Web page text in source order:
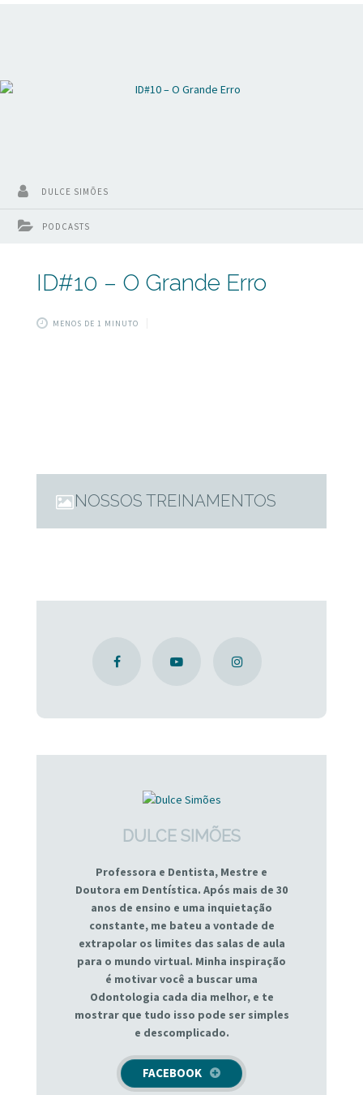
PODCASTS
DULCE SIMÕES
ID#10 – O Grande Erro
MENOS DE 1 MINUTO
NOSSOS TREINAMENTOS
DULCE SIMÕES
Professora e Dentista, Mestre e
Doutora em Dentística. Após mais de 30
anos de ensino e uma inquietação
constante, me bateu a vontade de
extrapolar os limites das salas de aula
para o mundo virtual. Minha inspiração
é motivar você a buscar uma
Odontologia cada dia melhor, e te
mostrar que tudo isso pode ser simples
e descomplicado.
FACEBOOK